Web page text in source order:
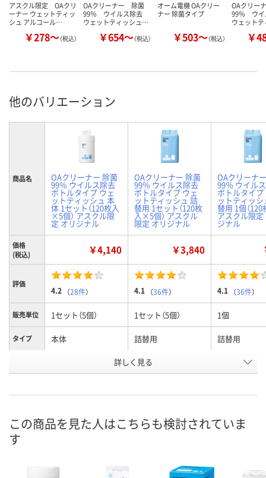
アスクル限定 OAクリ
ーナー ウェットティッ
シュ アルコール…
￥278～（税込）
OAクリーナー 除菌
99％ ウイルス除去
ウェットティッシュ…
￥654～（税込）
オーム電機 OAクリー
ナー 除菌タイプ
￥503～（税込）
OAクリー
99％ ウ
ウェット
￥
他のバリエーション
商品名 OAクリーナー 除菌
99％ ウイルス除去
ボトルタイプ ウェ
ットティッシュ 本
体 1セット（120枚入
×5個） アスクル限
定 オリジナル
OAクリーナー 除菌
99％ ウイルス除去
ボトルタイプ ウェ
ットティッシュ 詰
替用 1セット（120枚
入×5個） アスクル
限定 オリジナル
OAクリーナ
99％ ウイル
ボトルタイプ
ットティッシ
替用 1個（120
アスクル限定
ジナル
価格
(税込)
￥4,140 ￥3,840
評価
4.2 （28件） 4.1 （36件） 4.1 （36件）
販売単位 1セット（5個） 1セット（5個） 1個
タイプ 本体 詰替用 詰替用
U421028 U312306
お取り扱い終了しま
お取り扱い終了しま
お取り扱い終
詳しく見る
この商品を見た人はこちらも検討されていま
す